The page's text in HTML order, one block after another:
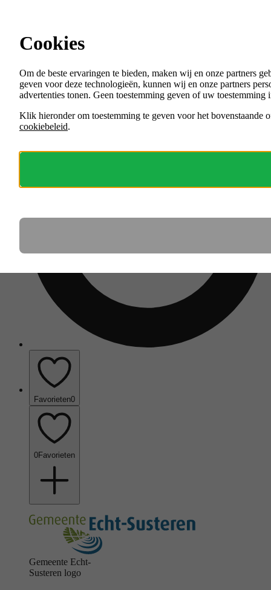
Menu
VACATURES
ORGANISATIES
Favorieten0
0Favorieten
Gemeente Echt-
Susteren logo
Cookies
Om de beste ervaringen te bieden, maken wij en onze partners
geven voor deze technologieën, kunnen wij en onze partners
advertenties tonen. Geen toestemming geven of uw
Klik hieronder om toestemming te geven voor het bovenstaande
cookiebeleid.